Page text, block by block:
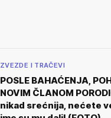
ZVEZDE I TRAČEVI
POSLE BAHAĆENJA,
NOVIM ČLANOM
nikad srećnija, nećete